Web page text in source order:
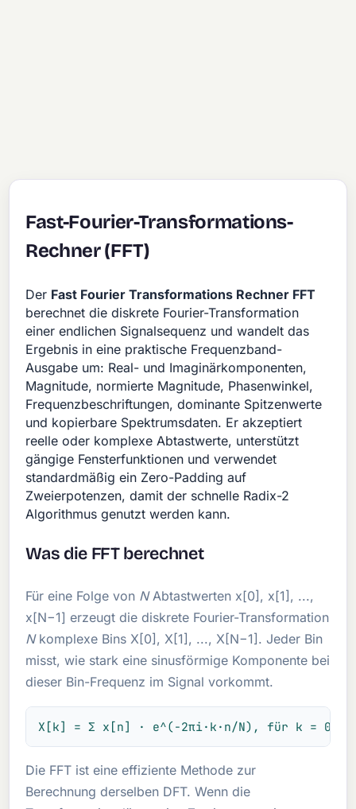
Fast-Fourier-Transformations-
Rechner (FFT)
Der Fast Fourier Transformations Rechner FFT
berechnet die diskrete Fourier-Transformation
einer endlichen Signalsequenz und wandelt das
Ergebnis in eine praktische Frequenzband-
Ausgabe um: Real- und Imaginärkomponenten,
Magnitude, normierte Magnitude, Phasenwinkel,
Frequenzbeschriftungen, dominante Spitzenwerte
und kopierbare Spektrumsdaten. Er akzeptiert
reelle oder komplexe Abtastwerte, unterstützt
gängige Fensterfunktionen und verwendet
standardmäßig ein Zero-Padding auf
Zweierpotenzen, damit der schnelle Radix-2
Algorithmus genutzt werden kann.
Was die FFT berechnet
Für eine Folge von NAbtastwerten x[0], x[1], ...,
x[N−1] erzeugt die diskrete Fourier-Transformation
Nkomplexe Bins X[0], X[1], ..., X[N−1]. Jeder Bin
misst, wie stark eine sinusförmige Komponente bei
dieser Bin-Frequenz im Signal vorkommt.
X[k] = Σ x[n] · e^(−2πi·k·n/N), für k = 0,
Die FFT ist eine effiziente Methode zur
Berechnung derselben DFT. Wenn die